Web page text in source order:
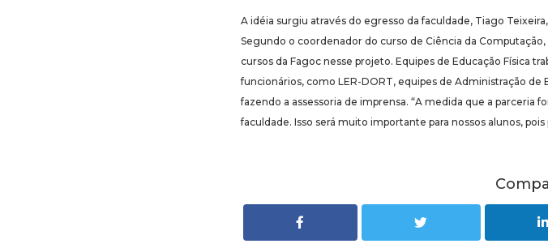
A idéia surgiu através do egresso da faculdade, Tiago
Segundo o coordenador do curso de Ciência da
cursos da Fagoc nesse projeto. Equipes de Educação Física
funcionários, como LER-DORT, equipes de Administração
fazendo a assessoria de imprensa. “A medida que a
faculdade. Isso será muito importante para nossos alunos,